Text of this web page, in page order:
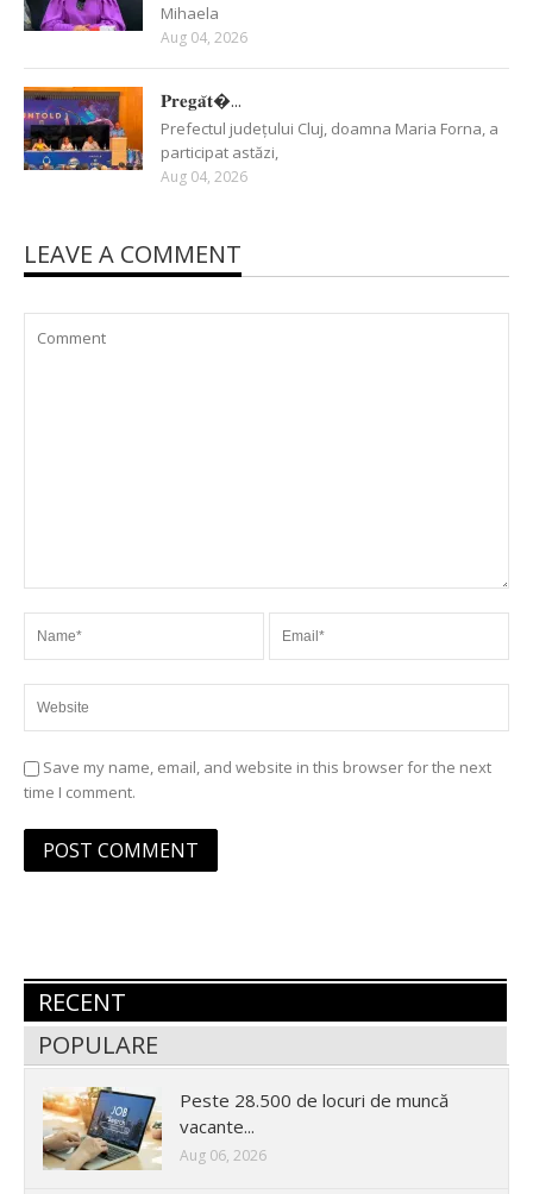
Mihaela
Aug 04, 2026
𝐏𝐫𝐞𝐠𝐚̆𝐭�...
Prefectul județului Cluj, doamna Maria Forna, a
participat astăzi,
Aug 04, 2026
LEAVE A COMMENT
Save my name, email, and website in this browser for the next
time I comment.
RECENT
POPULARE
Peste 28.500 de locuri de muncă
vacante...
Aug 06, 2026